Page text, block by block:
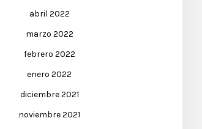
abril 2022
marzo 2022
febrero 2022
enero 2022
diciembre 2021
noviembre 2021